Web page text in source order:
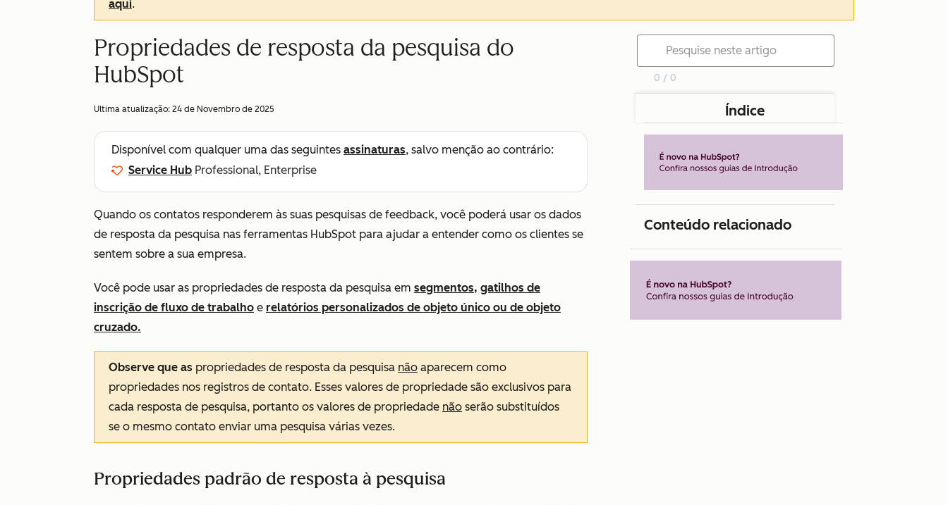
aqui.
Propriedades de resposta da pesquisa do
HubSpot
Ultima atualização: 24 de Novembro de 2025
Disponível com qualquer uma das seguintes assinaturas, salvo menção ao contrário:
Service Hub Professional, Enterprise
Quando os contatos responderem às suas pesquisas de feedback, você poderá usar os dados
de resposta da pesquisa nas ferramentas HubSpot para ajudar a entender como os clientes se
sentem sobre a sua empresa.
Você pode usar as propriedades de resposta da pesquisa em segmentos, gatilhos de
inscrição de fluxo de trabalho e relatórios personalizados de objeto único ou de objeto
cruzado.
Observe que as propriedades de resposta da pesquisa não aparecem como
propriedades nos registros de contato. Esses valores de propriedade são exclusivos para
cada resposta de pesquisa, portanto os valores de propriedade não serão substituídos
se o mesmo contato enviar uma pesquisa várias vezes.
Propriedades padrão de resposta à pesquisa
0 / 0
Índice
Conteúdo relacionado